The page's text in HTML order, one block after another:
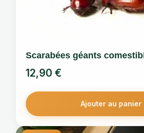
Scarabées géants
12,90 €
Ajouter au panier